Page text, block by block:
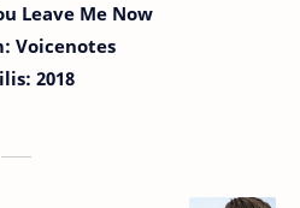
Leave Me Now
Voicenotes
2018